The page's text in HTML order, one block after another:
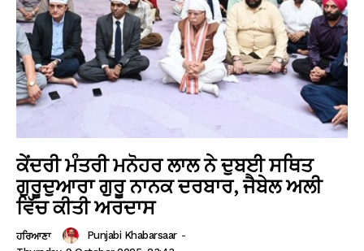
ਕੇਂਦਰੀ ਮੰਤਰੀ ਮਨੋਹਰ ਲਾਲ ਨੇ ਦੁਬਈ ਸਥਿਤ
ਗੁਰੂਦੁਆਰਾ ਗੁਰੂ ਨਾਨਕ ਦਰਬਾਰ, ਜੈਬੇਲ ਅਲੀ
ਵਿੱਚ ਕੀਤੀ ਅਰਦਾਸ
ਹਰਿਆਣਾ Punjabi Khabarsaar -